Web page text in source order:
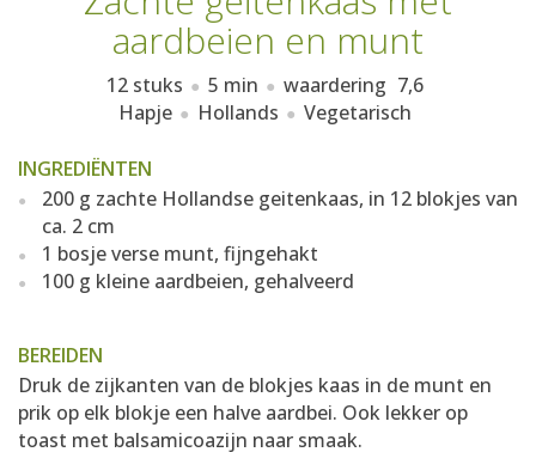
aardbeien en munt
12 stuks 5 min waardering 7,6
Hapje
Hollands Vegetarisch
INGREDIËNTEN
200 g zachte Hollandse geitenkaas, in 12 blokjes van
ca. 2 cm
1 bosje verse munt, fijngehakt
100 g kleine aardbeien, gehalveerd
BEREIDEN
Druk de zijkanten van de blokjes kaas in de munt en
prik op elk blokje een halve aardbei. Ook lekker op
toast met balsamicoazijn naar smaak.